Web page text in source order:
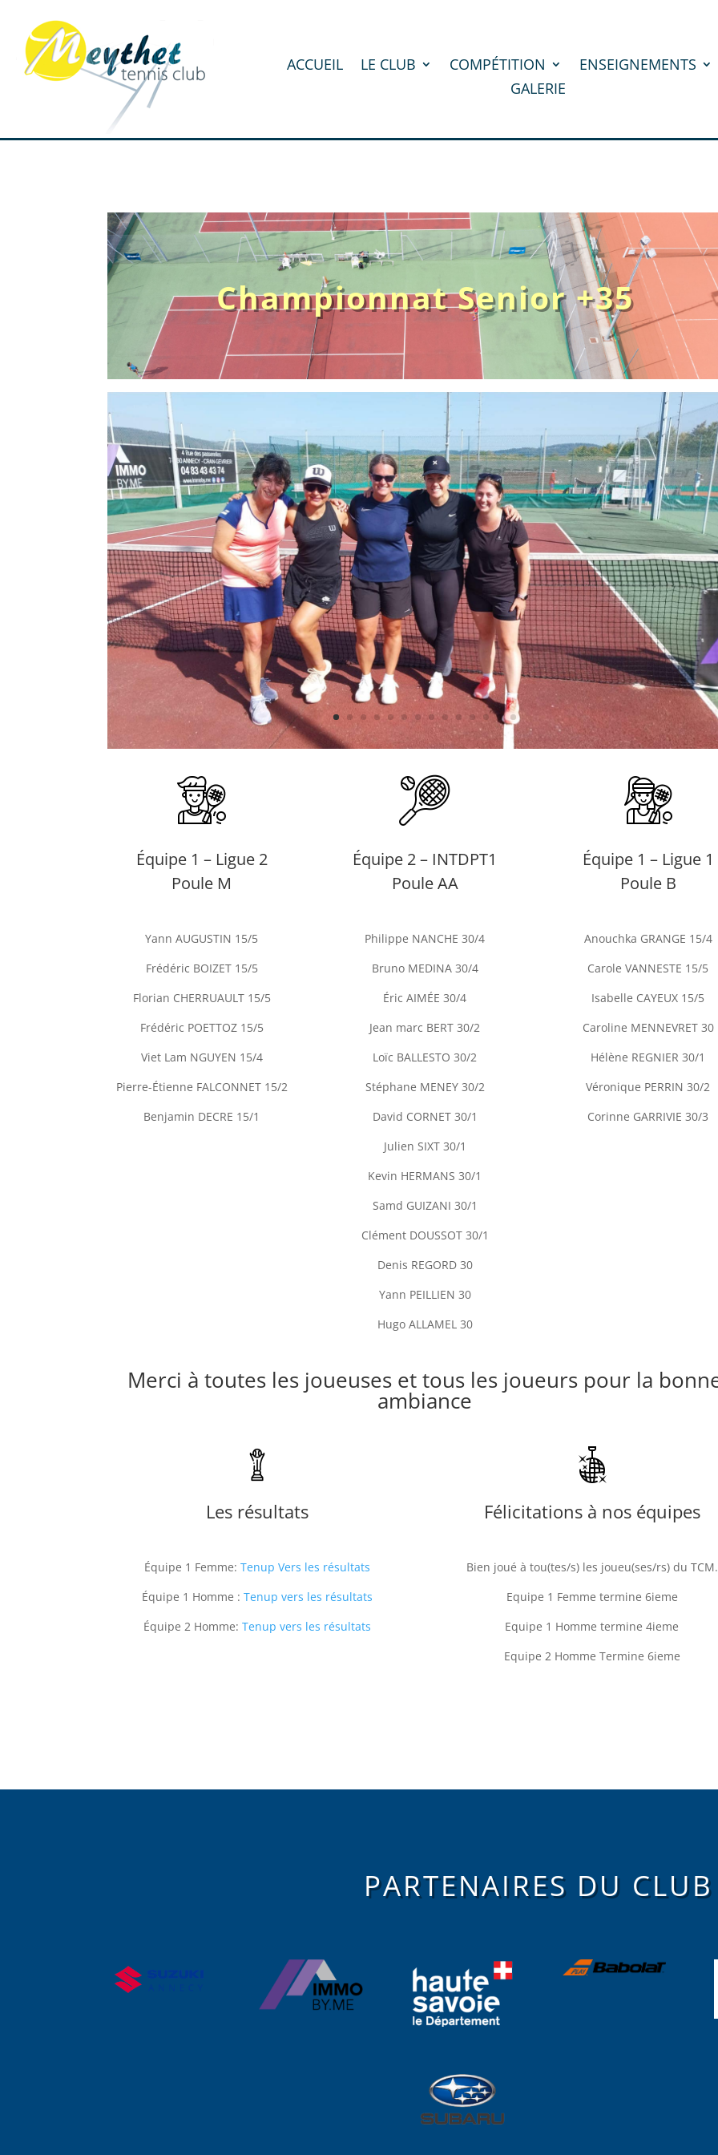
ACCUEIL LE CLUB COMPÉTITION
ENSEIGNEMENTS
GALERIE
Championnat Senior +35
Équipe 1 – Ligue 2
Poule M
Yann AUGUSTIN 15/5
Frédéric BOIZET 15/5
Florian CHERRUAULT 15/5
Frédéric POETTOZ 15/5
Viet Lam NGUYEN 15/4
Pierre-Étienne FALCONNET 15/2
Benjamin DECRE 15/1
Équipe 2 – INTDPT1
Poule AA
Philippe NANCHE 30/4
Bruno MEDINA 30/4
Éric AIMÉE 30/4
Jean marc BERT 30/2
Loïc BALLESTO 30/2
Stéphane MENEY 30/2
David CORNET 30/1
Julien SIXT 30/1
Kevin HERMANS 30/1
Samd GUIZANI 30/1
Clément DOUSSOT 30/1
Denis REGORD 30
Yann PEILLIEN 30
Hugo ALLAMEL 30
Équipe 1 – Ligue 1
Poule B
Anouchka GRANGE 15/4
Carole VANNESTE 15/5
Isabelle CAYEUX 15/5
Caroline MENNEVRET 30
Hélène REGNIER 30/1
Véronique PERRIN 30/2
Corinne GARRIVIE 30/3
Merci à toutes les joueuses et tous les joueurs pour la
ambiance
Les résultats
Équipe 1 Femme:Tenup Vers les résultats
Équipe 1 Homme :Tenup vers les résultats
Équipe 2 Homme:Tenup vers les résultats
Félicitations à nos équipes
Bien joué à tou(tes/s) les joueu(ses/rs) du TCM.
Equipe 1 Femme termine 6ieme
Equipe 1 Homme termine 4ieme
Equipe 2 Homme Termine 6ieme
PARTENAIRES DU CLUB